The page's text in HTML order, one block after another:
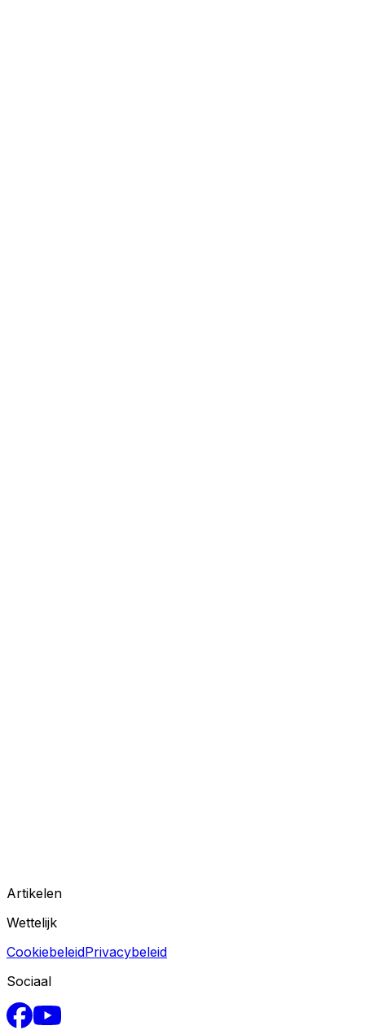
Artikelen
Wettelijk
CookiebeleidPrivacybeleid
Sociaal